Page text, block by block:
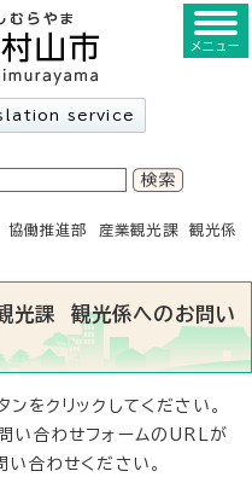
service
メニュー
働推進部 産業観光課 観光係
課 観光係へのお問い
をクリックしてください。
い合わせフォームのURLが
合わせください。